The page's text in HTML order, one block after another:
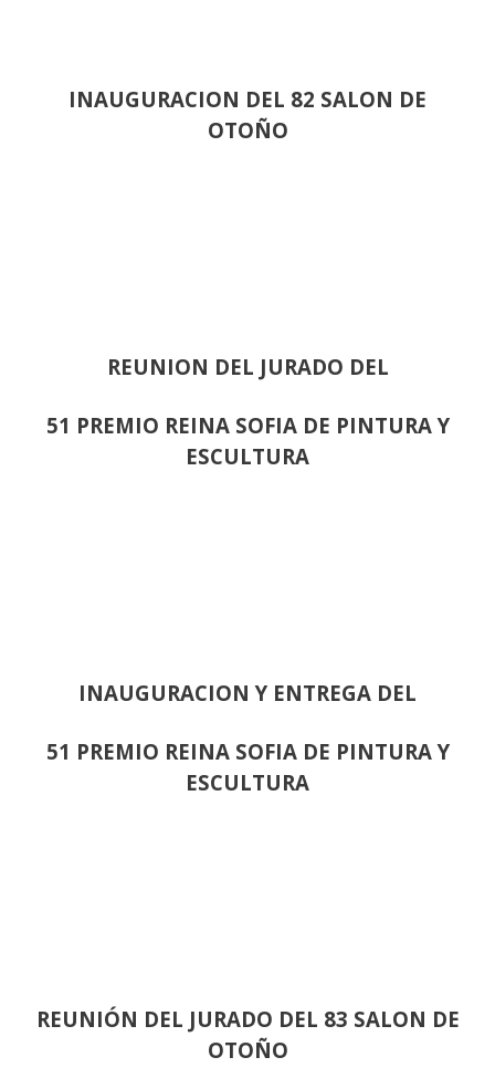
INAUGURACION DEL 82 SALON DE
OTOÑO
REUNION DEL JURADO DEL
51 PREMIO REINA SOFIA DE PINTURA Y
ESCULTURA
INAUGURACION Y ENTREGA DEL
51 PREMIO REINA SOFIA DE PINTURA Y
ESCULTURA
REUNIÓN DEL JURADO DEL 83 SALON DE
OTOÑO